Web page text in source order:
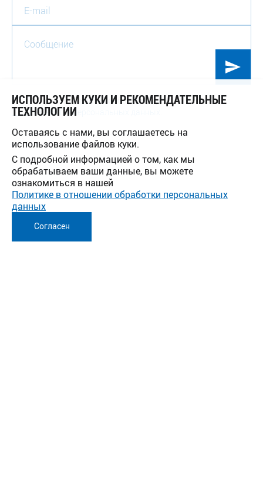
Отправляя данное сообщение, я даю согласие на
обработку персональных данных
ИСПОЛЬЗУЕМ КУКИ И РЕКОМЕНДАТЕЛЬНЫЕ
ТЕХНОЛОГИИ
Оставаясь с нами, вы соглашаетесь на
использование файлов куки.
С подробной информацией о том, как мы
обрабатываем ваши данные, вы можете
ознакомиться в нашей
Политике в отношении обработки персональных
данных
Согласен